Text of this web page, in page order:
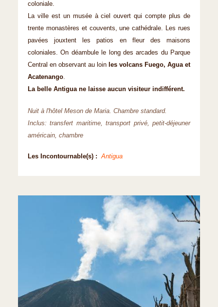
coloniale.
La ville est un musée à ciel ouvert qui compte plus de
trente monastères et couvents, une cathédrale. Les rues
pavées jouxtent les patios en fleur des maisons
coloniales. On déambule le long des arcades du Parque
Central en observant au loin les volcans Fuego, Agua et
Acatenango.
La belle Antigua ne laisse aucun visiteur indifférent.
Nuit à l'hôtel Meson de Maria. Chambre standard.
Inclus: transfert maritime, transport privé, petit-déjeuner
américain, chambre
Les Incontournable(s) : Antigua